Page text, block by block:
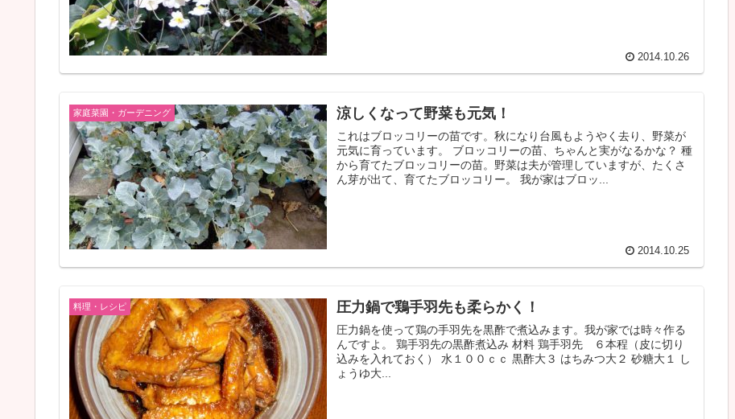
2014.10.26
家庭菜園・ガーデニング 涼しくなって野菜も元気！
これはブロッコリーの苗です。秋になり台風もようやく去り、野菜が
元気に育っています。 ブロッコリーの苗、ちゃんと実がなるかな？ 種
から育てたブロッコリーの苗。野菜は夫が管理していますが、たくさ
ん芽が出て、育てたブロッコリー。 我が家はブロッ...
2014.10.25
料理・レシピ 圧力鍋で鶏手羽先も柔らかく！
圧力鍋を使って鶏の手羽先を黒酢で煮込みます。我が家では時々作る
んですよ。 鶏手羽先の黒酢煮込み 材料 鶏手羽先 ６本程（皮に切り
込みを入れておく） 水１００ｃｃ 黒酢大３ はちみつ大２ 砂糖大１ し
ょうゆ大...